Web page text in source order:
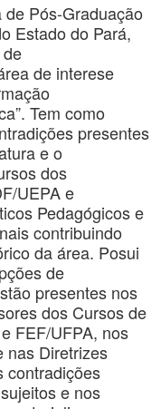
Pós-Graduação
Estado do Pará,
de interese
Tem como
presentes
e o
dos
UEPA e
Pedagógicos e
contribuindo
da área. Posui
de
presentes nos
dos Cursos de
FEF/UFPA, nos
nas Diretrizes
contradições
e nos